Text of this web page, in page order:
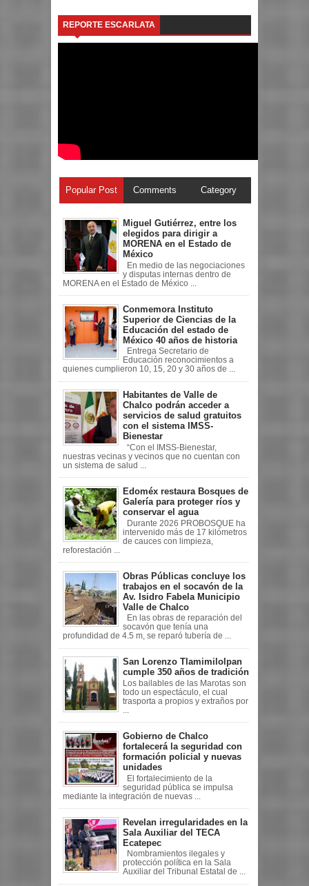
REPORTE ESCARLATA
Popular Post Comments Category
Miguel Gutiérrez, entre los
elegidos para dirigir a
MORENA en el Estado de
México
En medio de las negociaciones
y disputas internas dentro de
MORENA en el Estado de México ...
Conmemora Instituto
Superior de Ciencias de la
Educación del estado de
México 40 años de historia
Entrega Secretario de
Educación reconocimientos a
quienes cumplieron 10, 15, 20 y 30 años de ...
Habitantes de Valle de
Chalco podrán acceder a
servicios de salud gratuitos
con el sistema IMSS-
Bienestar
“Con el IMSS-Bienestar,
nuestras vecinas y vecinos que no cuentan con
un sistema de salud ...
Edoméx restaura Bosques de
Galería para proteger ríos y
conservar el agua
Durante 2026 PROBOSQUE ha
intervenido más de 17 kilómetros
de cauces con limpieza,
reforestación ...
Obras Públicas concluye los
trabajos en el socavón de la
Av. Isidro Fabela Municipio
Valle de Chalco
En las obras de reparación del
socavón que tenía una
profundidad de 4.5 m, se reparó tubería de ...
San Lorenzo Tlamimilolpan
cumple 350 años de tradición
Los bailables de las Marotas son
todo un espectáculo, el cual
trasporta a propios y extraños por
Gobierno de Chalco
fortalecerá la seguridad con
formación policial y nuevas
unidades
El fortalecimiento de la
seguridad pública se impulsa
mediante la integración de nuevas ...
Revelan irregularidades en la
Sala Auxiliar del TECA
Ecatepec
Nombramientos ilegales y
protección política en la Sala
Auxiliar del Tribunal Estatal de ...